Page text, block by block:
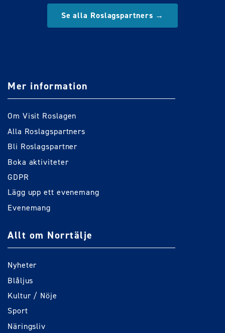
Se alla Roslagspartners →
Mer information
Om Visit Roslagen
Alla Roslagspartners
Bli Roslagspartner
Boka aktiviteter
GDPR
Lägg upp ett evenemang
Evenemang
Allt om Norrtälje
Nyheter
Blåljus
Kultur / Nöje
Sport
Näringsliv